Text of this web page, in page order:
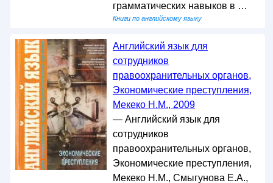
грамматических навыков в …
Книги по английскому языку
Английский язык для
сотрудников
правоохранительных органов,
Экономические преступления,
Мекеко Н.М., 2009
— Английский язык для
сотрудников
правоохранительных органов,
Экономические преступления,
Мекеко Н.М., Смыгунова Е.А.,